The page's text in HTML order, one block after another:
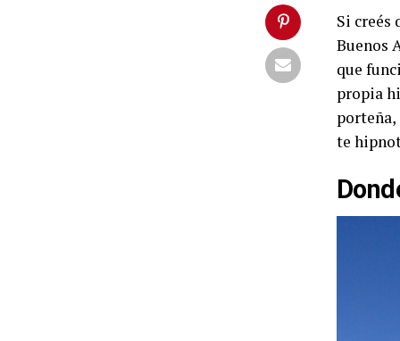
Si creés
Buenos
que
propia
te